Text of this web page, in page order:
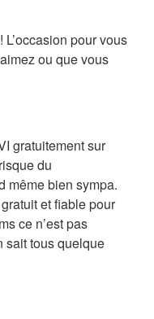
pour vous
ou que vous
gratuitement sur
du
même bien sympa.
et fiable pour
ce n’est pas
sait tous quelque